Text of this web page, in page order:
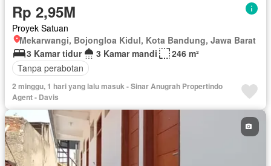
Rp 2,95M
Proyek Satuan
Mekarwangi, Bojongloa Kidul, Kota Bandung, Jawa Barat
3 Kamar tidur
3 Kamar mandi
246 m²
Tanpa perabotan
2 minggu, 1 hari yang lalu masuk - Sinar Anugrah Propertindo
Agent - Davis